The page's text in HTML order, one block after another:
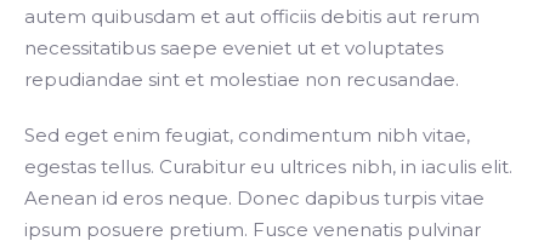
autem quibusdam et aut officiis debitis aut rerum
necessitatibus saepe eveniet ut et voluptates
repudiandae sint et molestiae non recusandae.
Sed eget enim feugiat, condimentum nibh vitae,
egestas tellus. Curabitur eu ultrices nibh, in iaculis elit.
Aenean id eros neque. Donec dapibus turpis vitae
ipsum posuere pretium. Fusce venenatis pulvinar